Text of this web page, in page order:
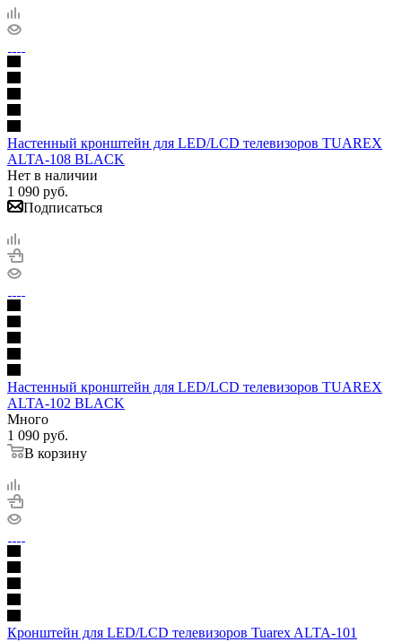
Настенный кронштейн для LED/LCD телевизоров TUAREX
ALTA-108 BLACK
Нет в наличии
1 090 руб.
Подписаться
Настенный кронштейн для LED/LCD телевизоров TUAREX
ALTA-102 BLACK
Много
1 090 руб.
В корзину
Кронштейн для LED/LCD телевизоров Tuarex ALTA-101